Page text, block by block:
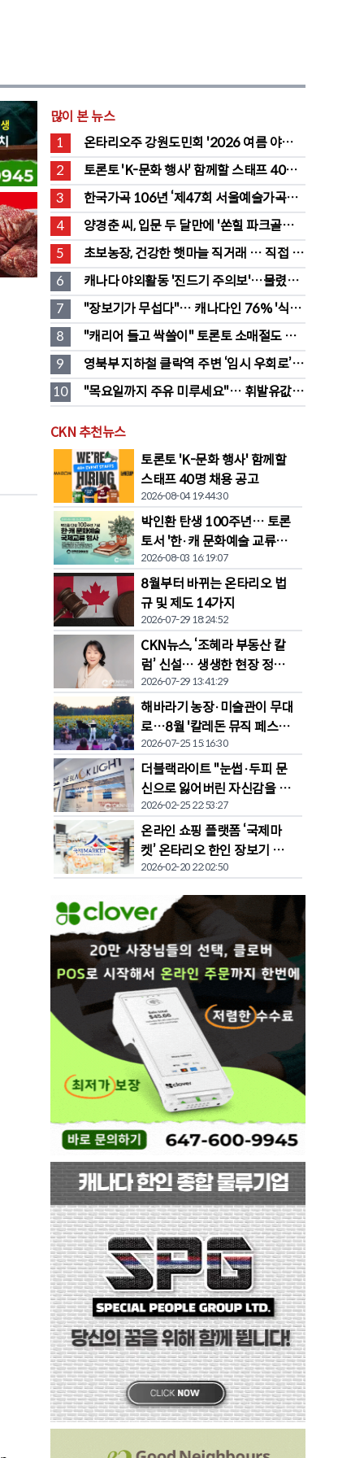
많이 본 뉴스
1
온타리오주 강원도민회 '2026 여름 야유
회' 성료
2
토론토 'K-문화 행사' 함께할 스태프 40명
채용 공고
3
한국가곡 106년 ‘제47회 서울예술가곡제’
2회차 무대 성황
4
양경춘 씨, 입문 두 달만에 '쏜힐 파크골프'
첫 홀인원 주인공
5
초보농장, 건강한 햇마늘 직거래 … 직접 만
든 전통 장류도 판매
6
캐나다 야외활동 '진드기 주의보'…물렸을
때 올바른 대처법은?
7
"장보기가 무섭다"… 캐나다인 76% '식료
품값이 가장 부담'
8
"캐리어 들고 싹쓸이" 토론토 소매절도
546명 검거…훔친 물건 재유통
9
영북부 지하철 클락역 주변 ‘임시 우회로’
전환… “영 스트리트 바뀐다”
10
"목요일까지 주유 미루세요"… 휘발유값
대폭 하락 예고
CKN 추천뉴스
토론토 'K-문화 행사' 함께할
스태프 40명 채용 공고
2026-08-04 19:44:30
박인환 탄생 100주년… 토론
토서 '한·캐 문화예술 교류전'
열린다
2026-08-03 16:19:07
8월부터 바뀌는 온타리오 법
규 및 제도 14가지
2026-07-29 18:24:52
CKN뉴스, ‘조혜라 부동산 칼
럼’ 신설… 생생한 현장 정보
공유
2026-07-29 13:41:29
해바라기 농장·미술관이 무대
로…8월 '칼레돈 뮤직 페스티
벌' 개막
2026-07-25 15:16:30
더블랙라이트 "눈썹·두피 문
신으로 잃어버린 자신감을 되
찾다"
2026-02-25 22:53:27
온라인 쇼핑 플랫폼 ‘국제마
켓’ 온타리오 한인 장보기 문
화 바꾼다
2026-02-20 22:02:50